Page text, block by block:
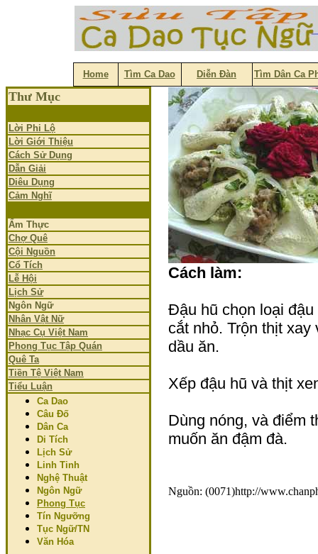
Home Tìm Ca Dao Diễn Đàn Tìm Dân Ca
Thư Mục
Lời Phi Lộ
Lời Giới Thiệu
Cách Sử Dụng
Dẫn Giải
Diêu Dụng
Cảm Nghĩ
Ẩm Thực
Chợ Quê
Cội Nguồn
Cổ Tích
Lễ Hội
Lịch Sử
Ngôn Ngữ
Nhân Vật Nữ
Nhạc Cụ Việt Nam
Phong Tục Tập Quán
Quê Ta
Tiền Tệ Việt Nam
Tiểu Luận
Ca Dao
Câu Đố
Dân Ca
Di Tích
Lịch Sử
Linh Tinh
Nghệ Thuật
Ngôn Ngữ
Phong Tục
Tín Ngưỡng
Tục Ngữ/TN
Văn Hóa
Cách làm:
Đậu hũ chọn loại
cắt nhỏ. Trộn thịt
dầu ăn.
Xếp đậu hũ và thịt
Dùng nóng, và điểm
muốn ăn đậm đà.
Nguồn: (0071)http://